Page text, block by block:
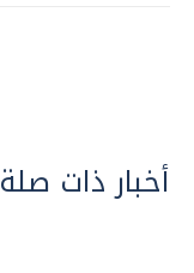
أخبار ذات صلة